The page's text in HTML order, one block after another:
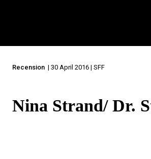
Recension | 30 April 2016 | SFF
Nina Strand/ Dr.